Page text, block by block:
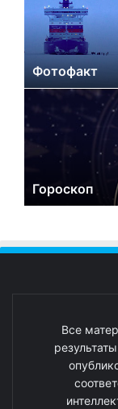
Фотофакт
Гороскоп
Все